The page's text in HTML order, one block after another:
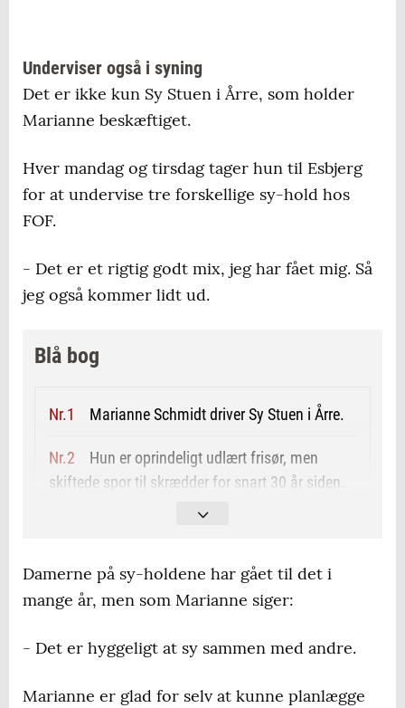
Underviser også i syning
Det er ikke kun Sy Stuen i Årre, som holder
Marianne beskæftiget.
Hver mandag og tirsdag tager hun til Esbjerg
for at undervise tre forskellige sy-hold hos
FOF.
- Det er et rigtig godt mix, jeg har fået mig. Så
jeg også kommer lidt ud.
Blå bog
Marianne Schmidt driver Sy Stuen i Årre.
Hun er oprindeligt udlært frisør, men
skiftede spor til skrædder for snart 30 år siden.
gamle kommunekontor i Årre.
mandag og tirsdag.
Sy Stuen har åbent onsdag og torsdag.
Damerne på sy-holdene har gået til det i
mange år, men som Marianne siger:
- Det er hyggeligt at sy sammen med andre.
Marianne er glad for selv at kunne planlægge